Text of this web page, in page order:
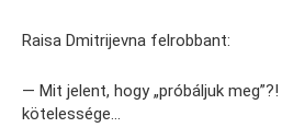
Raisa Dmitrijevna felrobbant:
— Mit jelent, hogy „próbáljuk
kötelessége…